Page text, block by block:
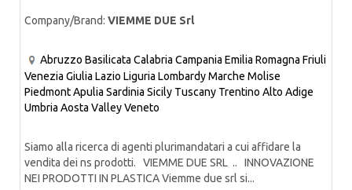
Company/Brand: VIEMME DUE Srl
Abruzzo Basilicata Calabria Campania Emilia Romagna Friuli
Venezia Giulia Lazio Liguria LombardyMarche Molise
PiedmontApulia Sardinia Sicily Tuscany Trentino Alto Adige
Umbria Aosta ValleyVeneto
Siamo alla ricerca di agenti plurimandatari a cui affidare la
vendita dei ns prodotti. VIEMME DUE SRL .. INNOVAZIONE
NEI PRODOTTI IN PLASTICA Viemme due srl si...